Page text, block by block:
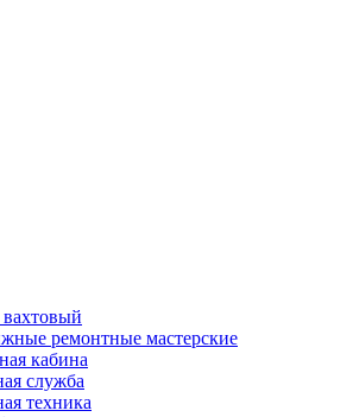
ремонтные мастерские
кабина
служба
техника